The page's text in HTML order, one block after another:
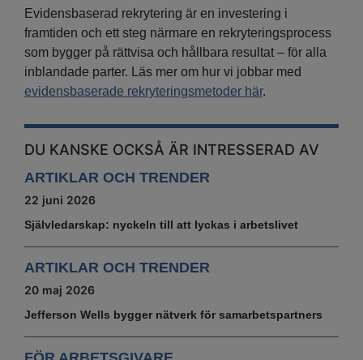
Evidensbaserad rekrytering är en investering i
framtiden och ett steg närmare en rekryteringsprocess
som bygger på rättvisa och hållbara resultat – för alla
inblandade parter. Läs mer om hur vi jobbar med
evidensbaserade rekryteringsmetoder här.
DU KANSKE OCKSÅ ÄR INTRESSERAD AV
ARTIKLAR OCH TRENDER
22 juni 2026
Självledarskap: nyckeln till att lyckas i arbetslivet
ARTIKLAR OCH TRENDER
20 maj 2026
Jefferson Wells bygger nätverk för samarbetspartners